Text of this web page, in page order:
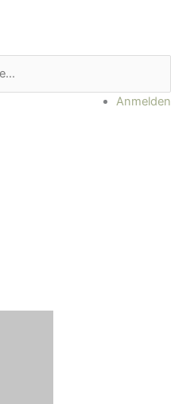
Anmelden